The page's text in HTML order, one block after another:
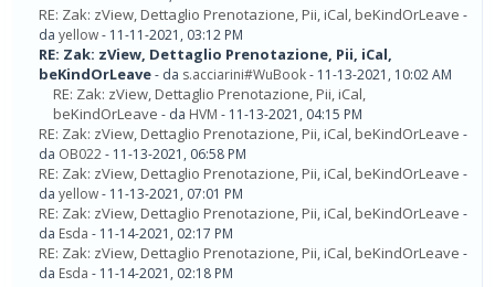
RE: Zak: zView, Dettaglio Prenotazione, Pii, iCal, beKindOrLeave -
da yellow- 11-11-2021, 03:12 PM
RE: Zak: zView, Dettaglio Prenotazione, Pii, iCal,
beKindOrLeave- da s.acciarini#WuBook- 11-13-2021, 10:02 AM
RE: Zak: zView, Dettaglio Prenotazione, Pii, iCal,
beKindOrLeave - da HVM - 11-13-2021, 04:15 PM
RE: Zak: zView, Dettaglio Prenotazione, Pii, iCal, beKindOrLeave -
da OB022- 11-13-2021, 06:58 PM
RE: Zak: zView, Dettaglio Prenotazione, Pii, iCal, beKindOrLeave -
da yellow- 11-13-2021, 07:01 PM
RE: Zak: zView, Dettaglio Prenotazione, Pii, iCal, beKindOrLeave -
da Esda - 11-14-2021, 02:17 PM
RE: Zak: zView, Dettaglio Prenotazione, Pii, iCal, beKindOrLeave -
da Esda - 11-14-2021, 02:18 PM